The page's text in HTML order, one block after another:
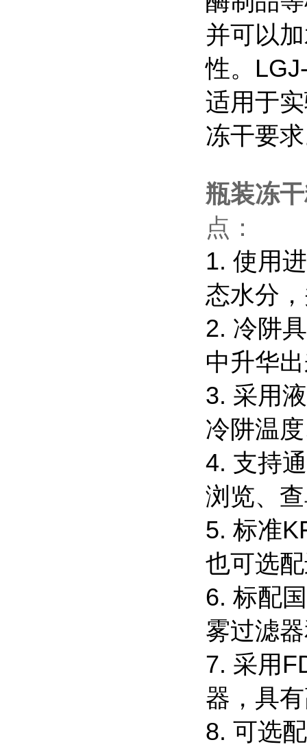
并可以
性。
适用于
冻干要
瓶装冻
点：
1. 使用
态水分
2. 冷阱
中升华
3. 采用
冷阱温
4. 支持
浏览、
5. 标准
也可选
6. 标配
雾过滤
7. 采用
器，具
8. 可选